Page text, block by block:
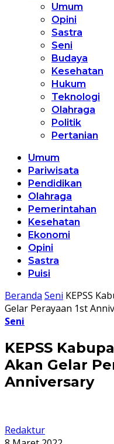
Umum
Opini
Sastra
Seni
Budaya
Kesehatan
Hukum
Teknologi
Olahraga
Politik
Pertanian
Umum
Pariwisata
Pendidikan
Olahraga
Pemerintahan
Kesehatan
Ekonomi
Opini
Sastra
Puisi
Beranda Seni KEPSS
Gelar Perayaan 1st
Seni
KEPSS
Akan Gelar
Anniversary
Redaktur